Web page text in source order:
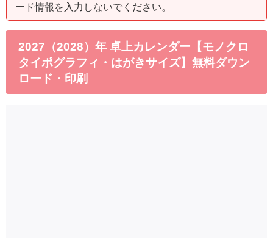
ード情報を入力しないでください。
2027（2028）年 卓上カレンダー【モノクロ
タイポグラフィ・はがきサイズ】無料ダウン
ロード・印刷